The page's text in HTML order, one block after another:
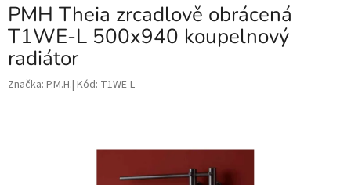
PMH Theia zrcadlově obrácená
T1WE-L 500x940 koupelnový
radiátor
Značka: P.M.H. Kód: T1WE-L